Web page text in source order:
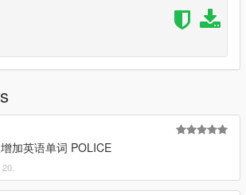
加英语单词 POLICE